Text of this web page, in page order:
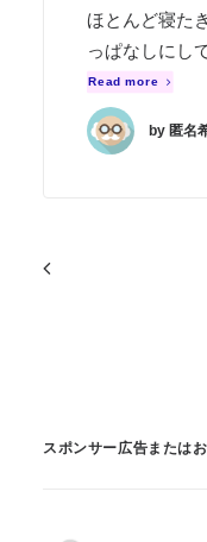
ほとんど寝た
っぱなしにし
Read more
by 匿名
スポンサー広告または